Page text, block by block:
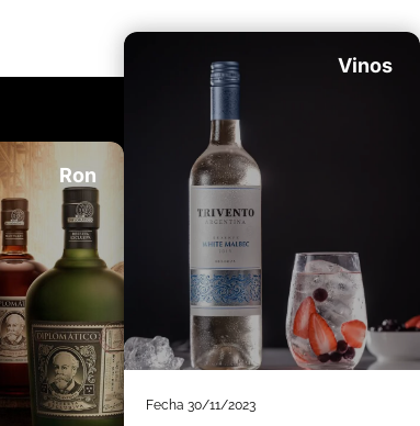
Ron
Vinos
Fecha 30/11/2023